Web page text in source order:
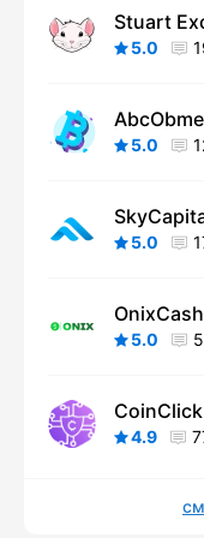
Stuart
5.0
5.0
5.0
OnixCash
5.0
CoinClick
4.9